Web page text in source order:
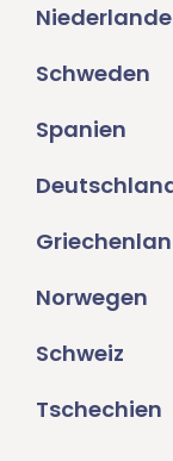
Niederlande
Schweden
Spanien
Norwegen
Schweiz
Tschechien